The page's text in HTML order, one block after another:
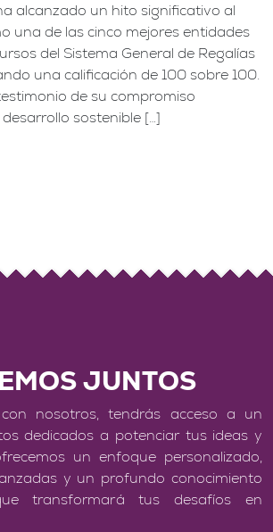
alcanzado un hito significativo al
una de las cinco mejores entidades
del Sistema General de Regalías
una calificación de 100 sobre 100.
de su compromiso
sostenible […]
logra calificación 100 sobre 100 en
JUNTOS
nosotros, tendrás acceso a un
dedicados a potenciar tus ideas y
un enfoque personalizado,
y un profundo conocimiento
transformará tus desafíos en